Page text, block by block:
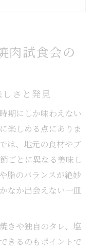
しい味の魅力
らではの逸品
元食材の活用
の世界と発見
新メニュー体験
に
る理由を解説
ベント事情
持される秘訣
肉試食会の
さと発見
期にしか味わえない
楽しめる点にありま
は、地元の食材やブ
ごとに異なる美味し
脂のバランスが絶妙
なか出会えない一皿
きや独自のタレ、塩
きるのもポイントで